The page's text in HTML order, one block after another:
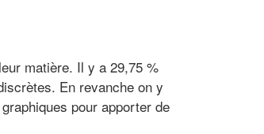
matière. Il y a 29,75 %
En revanche on y
pour apporter de